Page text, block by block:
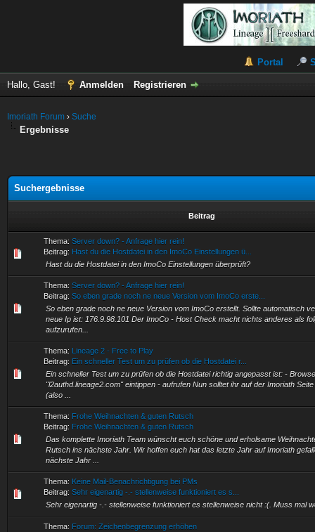
Portal
Hallo, Gast! Anmelden Registrieren
Imoriath Forum › Suche
Ergebnisse
Suchergebnisse
Beitrag
Thema: Server down? - Anfrage hier rein!
Beitrag: Hast du die Hostdatei in den ImoCo Einstellungen ü...
Hast du die Hostdatei in den ImoCo Einstellungen überprüft?
Thema: Server down? - Anfrage hier rein!
Beitrag: So eben grade noch ne neue Version vom ImoCo erste...
So eben grade noch ne neue Version vom ImoCo erstellt. Sollte automatisch
neue Ip ist: 176.9.98.101 Der ImoCo - Host Check macht nichts anderes als
aufzurufen...
Thema: Lineage 2 - Free to Play
Beitrag: Ein schneller Test um zu prüfen ob die Hostdatei r...
Ein schneller Test um zu prüfen ob die Hostdatei richtig angepasst ist: -
"l2authd.lineage2.com" eintippen - aufrufen Nun solltet ihr auf der Imoriath
(also ...
Thema: Frohe Weihnachten & guten Rutsch
Beitrag: Frohe Weihnachten & guten Rutsch
Das komplette Imoriath Team wünscht euch schöne und erholsame
Rutsch ins nächste Jahr. Wir hoffen euch hat das letzte Jahr auf Imoriath
nächste Jahr ...
Thema: Keine Mail-Benachrichtigung bei PMs
Beitrag: Sehr eigenartig -.- stellenweise funktioniert es s...
Sehr eigenartig -.- stellenweise funktioniert es stellenweise nicht :(. Muss mal
Thema: Forum: Zeichenbegrenzung erhöhen